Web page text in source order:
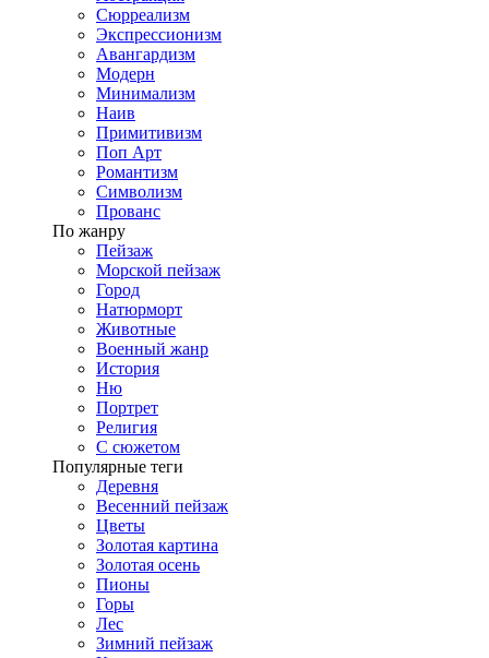
Сюрреализм
Экспрессионизм
Авангардизм
Модерн
Минимализм
Наив
Примитивизм
Поп Арт
Романтизм
Символизм
Прованс
По жанру
Пейзаж
Морской пейзаж
Город
Натюрморт
Животные
Военный жанр
История
Ню
Портрет
Религия
С сюжетом
Популярные теги
Деревня
Весенний пейзаж
Цветы
Золотая картина
Золотая осень
Пионы
Горы
Лес
Зимний пейзаж